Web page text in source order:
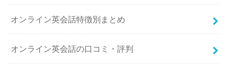
オンライン英会話特徴別まとめ
オンライン英会話の口コミ・評判